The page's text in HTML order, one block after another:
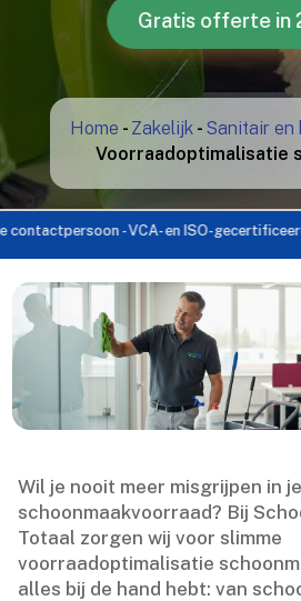
Gratis offerte in
Home - Zakelijk- Sanitair en
Voorraadoptimalisatie
- VCA- en ISO-gecertificeerd -
Wil je nooit meer misgrijpen in je
schoonmaakvoorraad? Bij
Totaal zorgen wij voor slimme
voorraadoptimalisatie
alles bij de hand hebt: van